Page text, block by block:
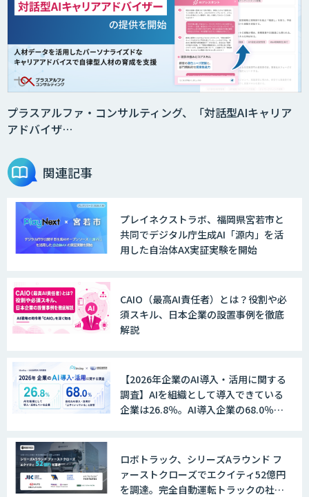
プラスアルファ・コンサルティング、「対話型AIキャリア
アドバイザ…
関連記事
プレイネクストラボ、福岡県宮若市と
共同でデジタル庁生成AI「源内」を活
用した自治体AX実証実験を開始
CAIO（最高AI責任者）とは？役割や必
須スキル、日本企業の設置事例を徹底
解説
【2026年企業のAI導入・活用に関する
調査】AIを組織として導入できている
企業は26.8％。AI導入企業の68.0％
ロボトラック、シリーズAラウンド フ
ァーストクローズでエクイティ52億円
を調達。完全自動運転トラックの社会